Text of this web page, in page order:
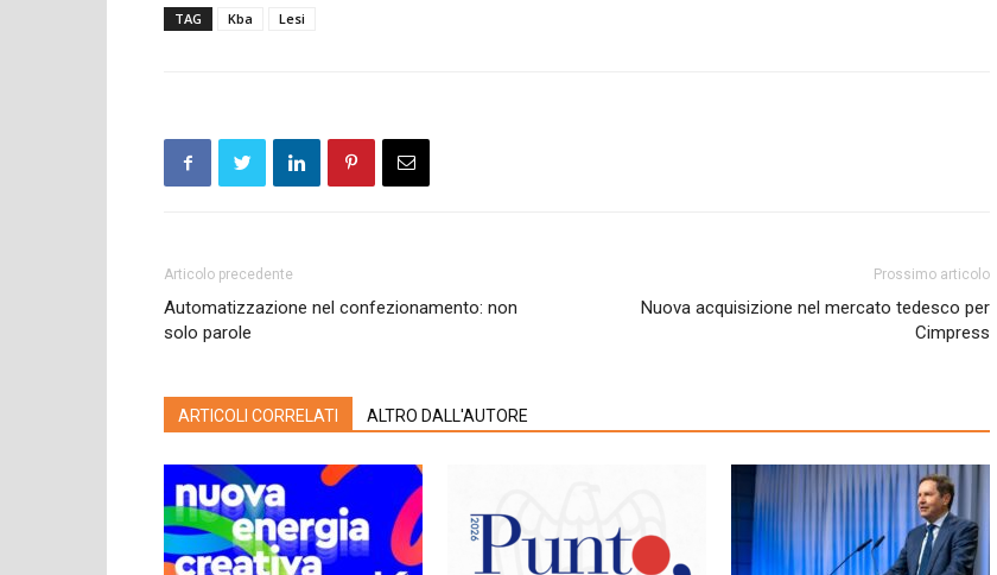
TAG Kba Lesi
Articolo precedente
Automatizzazione nel confezionamento: non
solo parole
Prossimo articolo
Nuova acquisizione nel mercato tedesco per
Cimpress
ARTICOLI CORRELATI ALTRO DALL'AUTORE